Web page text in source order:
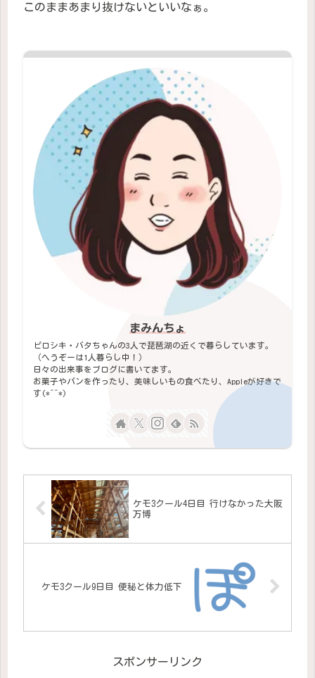
このままあまり抜けないといいなぁ。
まみんちょ
ピロシキ・バタちゃんの3人で琵琶湖の近くで暮らしています。
（へうぞーは1人暮らし中！）
日々の出来事をブログに書いてます。
お菓子やパンを作ったり、美味しいもの食べたり、Appleが好きで
す(*^^*)
ケモ3クール4日目 行けなかった大阪
万博
ケモ3クール9日目 便秘と体力低下
スポンサーリンク